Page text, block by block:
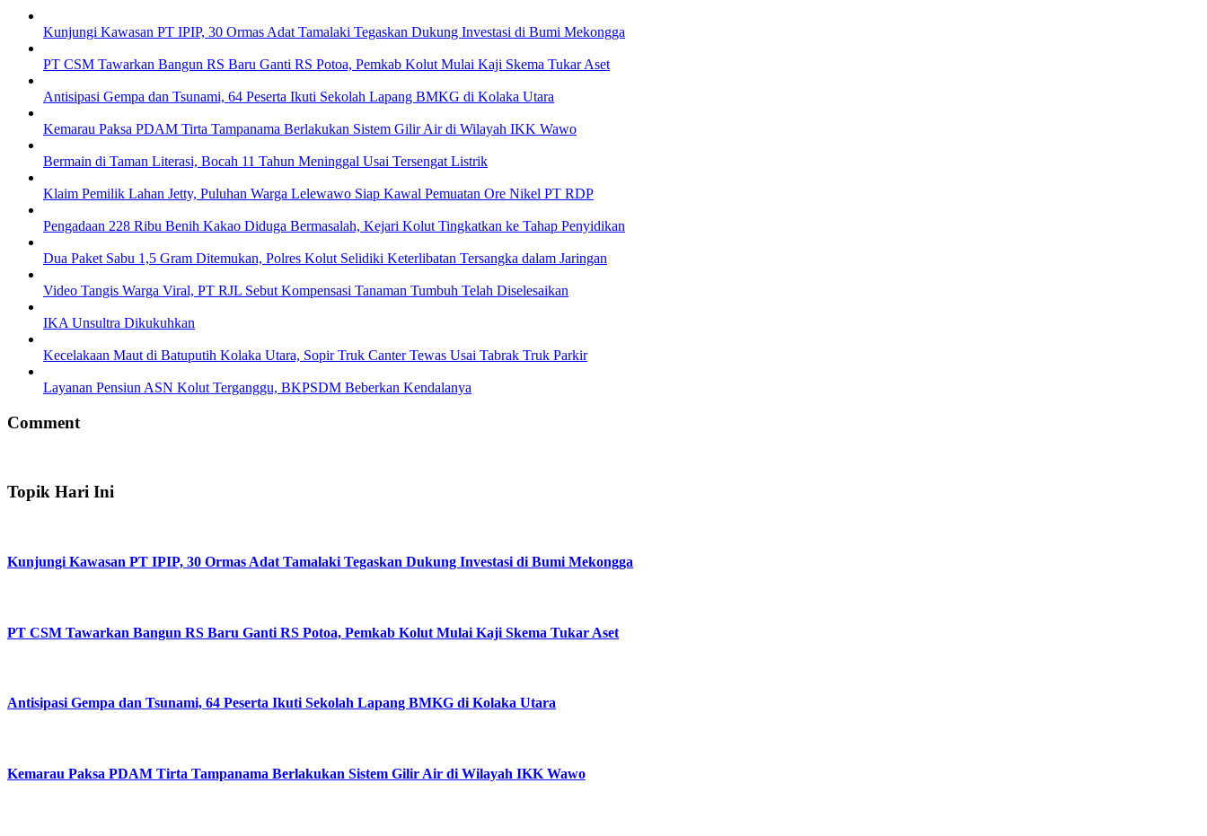
Kunjungi Kawasan PT IPIP, 30 Ormas Adat Tamalaki Tegaskan Dukung Investasi di Bumi Mekongga
PT CSM Tawarkan Bangun RS Baru Ganti RS Potoa, Pemkab Kolut Mulai Kaji Skema Tukar Aset
Antisipasi Gempa dan Tsunami, 64 Peserta Ikuti Sekolah Lapang BMKG di Kolaka Utara
Kemarau Paksa PDAM Tirta Tampanama Berlakukan Sistem Gilir Air di Wilayah IKK Wawo
Bermain di Taman Literasi, Bocah 11 Tahun Meninggal Usai Tersengat Listrik
Klaim Pemilik Lahan Jetty, Puluhan Warga Lelewawo Siap Kawal Pemuatan Ore Nikel PT RDP
Pengadaan 228 Ribu Benih Kakao Diduga Bermasalah, Kejari Kolut Tingkatkan ke Tahap Penyidikan
Dua Paket Sabu 1,5 Gram Ditemukan, Polres Kolut Selidiki Keterlibatan Tersangka dalam Jaringan
Video Tangis Warga Viral, PT RJL Sebut Kompensasi Tanaman Tumbuh Telah Diselesaikan
IKA Unsultra Dikukuhkan
Kecelakaan Maut di Batuputih Kolaka Utara, Sopir Truk Canter Tewas Usai Tabrak Truk Parkir
Layanan Pensiun ASN Kolut Terganggu, BKPSDM Beberkan Kendalanya
Comment
Topik Hari Ini
Kunjungi Kawasan PT IPIP, 30 Ormas Adat Tamalaki Tegaskan Dukung Investasi di Bumi Mekongga
PT CSM Tawarkan Bangun RS Baru Ganti RS Potoa, Pemkab Kolut Mulai Kaji Skema Tukar Aset
Antisipasi Gempa dan Tsunami, 64 Peserta Ikuti Sekolah Lapang BMKG di Kolaka Utara
Kemarau Paksa PDAM Tirta Tampanama Berlakukan Sistem Gilir Air di Wilayah IKK Wawo